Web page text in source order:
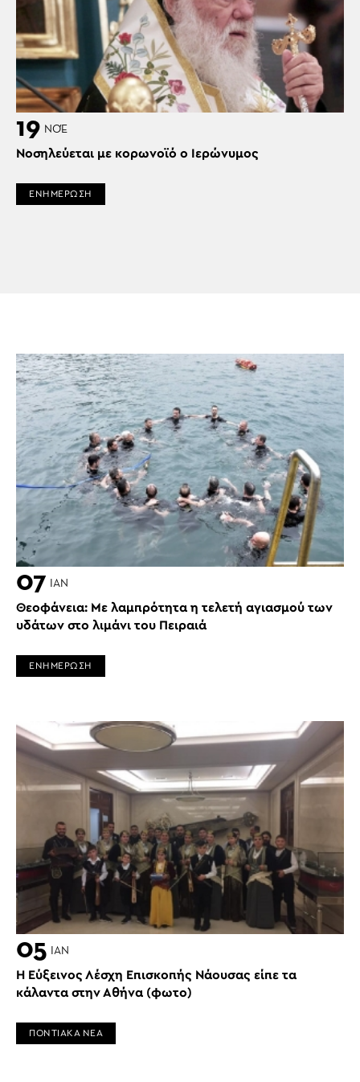
19 ΝΟΈ
Νοσηλεύεται με κορωνοϊό ο Ιερώνυμος
ΕΝΗΜΕΡΩΣΗ
07 ΙΑΝ
Θεοφάνεια: Με λαμπρότητα η τελετή αγιασμού των
υδάτων στο λιμάνι του Πειραιά
ΕΝΗΜΕΡΩΣΗ
05 ΙΑΝ
Η Εύξεινος Λέσχη Επισκοπής Νάουσας είπε τα
κάλαντα στην Αθήνα (φωτο)
ΠΟΝΤΙΑΚΑ ΝΕΑ